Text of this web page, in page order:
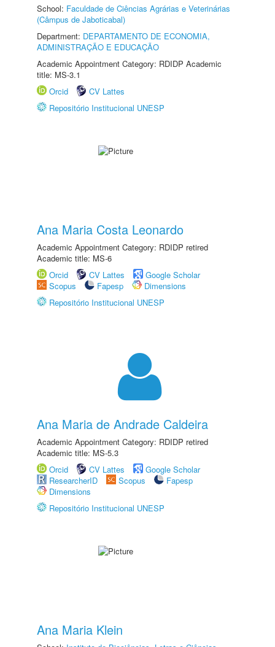
School: Faculdade de Ciências Agrárias e Veterinárias
(Câmpus de Jaboticabal)
Department: DEPARTAMENTO DE ECONOMIA,
ADMINISTRAÇÃO E EDUCAÇÃO
Academic Appointment Category: RDIDP Academic
title: MS-3.1
Orcid
CV Lattes
Repositório Institucional UNESP
Ana Maria Costa Leonardo
Academic Appointment Category: RDIDP retired
Academic title: MS-6
Orcid
CV Lattes
Google Scholar
Scopus
Fapesp
Dimensions
Repositório Institucional UNESP
Ana Maria de Andrade Caldeira
Academic Appointment Category: RDIDP retired
Academic title: MS-5.3
Orcid
CV Lattes
Google Scholar
ResearcherID
Scopus
Fapesp
Dimensions
Repositório Institucional UNESP
Ana Maria Klein